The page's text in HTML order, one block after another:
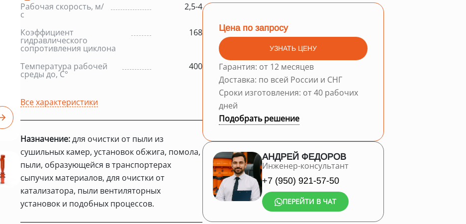
Рабочая скорость, м/
с
2,5-4
Коэффициент
гидравлического
сопротивления циклона
168
Температура рабочей
среды до, С°
400
Все характеристики
Назначение:для очистки от пыли из
сушильных камер, установок обжига, помола,
пыли, образующейся в транспортерах
сыпучих материалов, для очистки от
катализатора, пыли вентиляторных
установок и подобных процессов.
Цена по запросу
УЗНАТЬ ЦЕНУ
Гарантия: от 12 месяцев
Доставка: по всей России и СНГ
Сроки изготовления: от 40 рабочих
дней
Подобрать решение
АНДРЕЙ ФЕДОРОВ
Инженер-консультант
+7 (950) 921-57-50
ПЕРЕЙТИ В ЧАТ